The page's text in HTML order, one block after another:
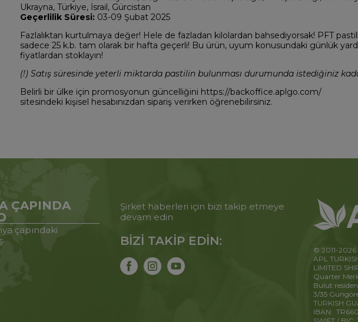
Ukrayna, Türkiye, İsrail, Gürcistan
Geçerlilik Süresi: 03-09 Şubat 2025
Fazlalıktan kurtulmaya değer! Hele de fazladan kilolardan bahsediyorsak! PFT
sadece 25 k.b. tam olarak bir hafta geçerli! Bu ürün, uyum konusundaki günlük
fiyatlardan stoklayın!
(!) Satış süresinde yeterli miktarda pastilin bulunması durumunda istediğiniz
Belirli bir ülke için promosyonun güncelliğini https://backoffice.aplgo.com/
sitesindeki kişisel hesabınızdan sipariş verirken öğrenebilirsiniz.
ÇAPINDA
çapındaki
Şirket haberleri için bizi takip etmeye
devam edin
BİZİ TAKİP EDİN:
© 2011-2026
APL
LIMITED
Quarter
Bulut
3/35
TURKISH
IBAN: